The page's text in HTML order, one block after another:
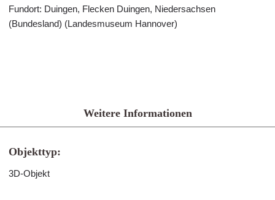
Fundort: Duingen, Flecken Duingen, Niedersachsen
(Bundesland) (Landesmuseum Hannover)
Weitere Informationen
Objekttyp:
3D-Objekt